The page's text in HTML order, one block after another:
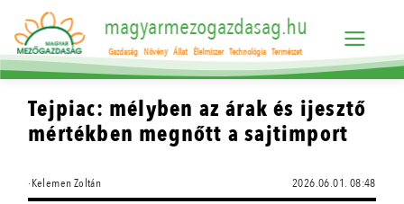
magyarmezogazdasag.hu
Gazdaság Növény Állat Élelmiszer Technológia Természet
Tejpiac: mélyben az árak és ijesztő
mértékben megnőtt a sajtimport
·Kelemen Zoltán 2026.06.01. 08:48